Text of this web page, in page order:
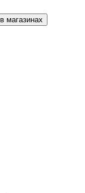
магазинах